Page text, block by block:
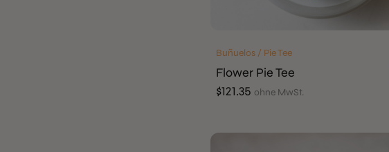
Buñuelos / Pie Tee
Flower Pie Tee
$121.35 ohne MwSt.